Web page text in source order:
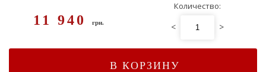
11 940 грн.
Количество:
< >
В КОРЗИНУ